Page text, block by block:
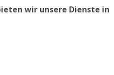
wir unsere Dienste in